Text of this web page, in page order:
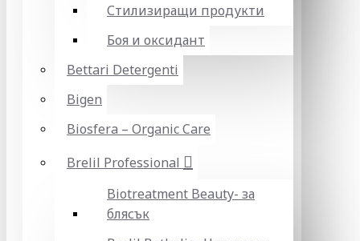
Стилизиращи продукти
Боя и оксидант
Bettari Detergenti
Bigen
Biosfera – Organic Care
Brelil Professional
Biotreatment Beauty- за
блясък